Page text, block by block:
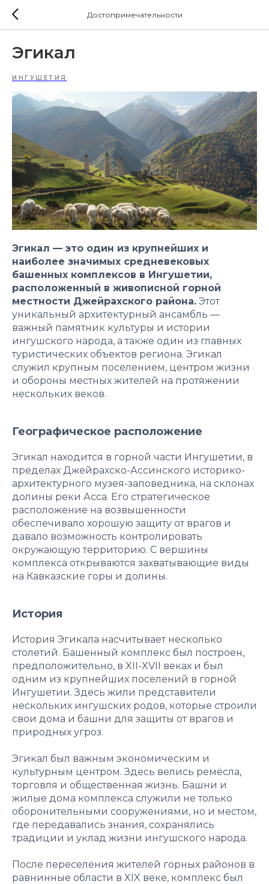
Достопримечательности
Эгикал
ИНГУШЕТИЯ
Эгикал — это один из крупнейших и
наиболее значимых средневековых
башенных комплексов в Ингушетии,
расположенный в живописной горной
местности Джейрахского района. Этот
уникальный архитектурный ансамбль —
важный памятник культуры и истории
ингушского народа, а также один из главных
туристических объектов региона. Эгикал
служил крупным поселением, центром жизни
и обороны местных жителей на протяжении
нескольких веков.
Географическое расположение
Эгикал находится в горной части Ингушетии, в
пределах Джейрахско-Ассинского историко-
архитектурного музея-заповедника, на склонах
долины реки Асса. Его стратегическое
расположение на возвышенности
обеспечивало хорошую защиту от врагов и
давало возможность контролировать
окружающую территорию. С вершины
комплекса открываются захватывающие виды
на Кавказские горы и долины.
История
История Эгикала насчитывает несколько
столетий. Башенный комплекс был построен,
предположительно, в XII-XVII веках и был
одним из крупнейших поселений в горной
Ингушетии. Здесь жили представители
нескольких ингушских родов, которые строили
свои дома и башни для защиты от врагов и
природных угроз.
Эгикал был важным экономическим и
культурным центром. Здесь велись ремёсла,
торговля и общественная жизнь. Башни и
жилые дома комплекса служили не только
оборонительными сооружениями, но и местом,
где передавались знания, сохранялись
традиции и уклад жизни ингушского народа.
После переселения жителей горных районов в
равнинные области в XIX веке, комплекс был